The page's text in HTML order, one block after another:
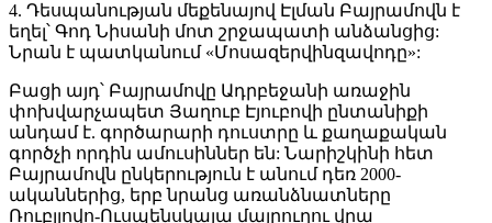
4. Դեսպանության մեքենայով Էլման Բայրամովն է
եղել՝ Գոդ Նիսանի մոտ շրջապատի անձանցից:
Նրան է պատկանում «Մոսազերվինզավոդը»:
Բացի այդ՝ Բայրամովը Ադրբեջանի առաջին
փոխվարչապետ Յաղուբ Էյուբովի ընտանիքի
անդամ է. գործարարի դուստրը և քաղաքական
գործչի որդին ամուսիններ են: Նարիշկինի հետ
Բայրամովն ընկերություն է անում դեռ 2000-
ականներից, երբ նրանց առանձնատները
Ռուբլյովո-Ուսպենսկայա մայրուղու վրա